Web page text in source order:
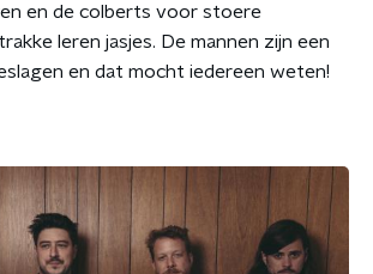
en de colberts voor stoere
leren jasjes. De mannen zijn een
en dat mocht iedereen weten!